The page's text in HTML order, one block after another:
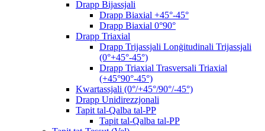
Drapp Bijassjali
Drapp Biaxial +45°-45°
Drapp Biaxial 0°90°
Drapp Triaxial
Drapp Trijassjali Lonġitudinali Trijassjali
(0°+45°-45°)
Drapp Triaxial Trasversali Triaxial
(+45°90°-45°)
Kwartassjali (0°/+45°/90°/-45°)
Drapp Unidirezzjonali
Tapit tal-Qalba tal-PP
Tapit tal-Qalba tal-PP